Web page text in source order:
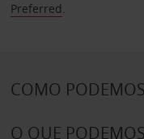
Preferred.
COMO
O QUE